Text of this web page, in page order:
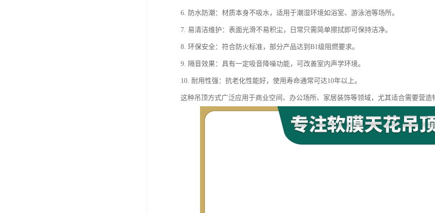
6. 防水防潮：材质本身不吸水，适用于潮湿环境如浴室、游泳池等场所。
7. 易清洁维护：表面光滑不易积尘，日常只需简单擦拭即可保持洁净。
8. 环保安全：符合防火标准，部分产品达到B1级阻燃要求。
9. 隔音效果：具有一定吸音降噪功能，可改善室内声学环境。
10. 耐用性强：抗老化性能好，使用寿命通常可达10年以上。
这种吊顶方式广泛应用于商业空间、办公场所、家居装饰等领域，尤其适合需要营造